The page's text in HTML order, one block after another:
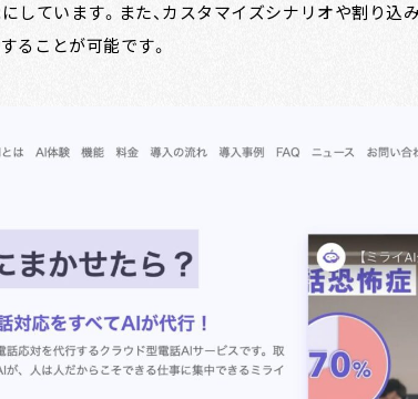
しています。また、カスタマイズシナリオや割り込
ることが可能です。